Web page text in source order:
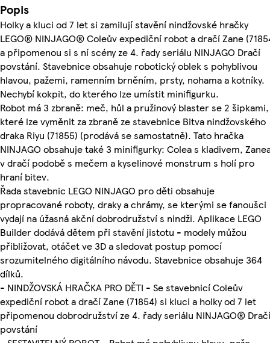
Popis
Holky a kluci od 7 let si zamilují stavění nindžovské hračky
LEGO® NINJAGO® Coleův expediční robot a dračí Zane
a připomenou si s ní scény ze 4. řady seriálu NINJAGO Dračí
povstání. Stavebnice obsahuje robotický oblek s pohyblivou
hlavou, pažemi, ramenním brněním, prsty, nohama a kotníky.
Nechybí kokpit, do kterého lze umístit minifigurku.
Robot má 3 zbraně: meč, hůl a pružinový blaster se 2 šipkami,
které lze vyměnit za zbraně ze stavebnice Bitva nindžovského
draka Riyu (71855) (prodává se samostatně). Tato hračka
NINJAGO obsahuje také 3 minifigurky: Colea s kladivem,
v dračí podobě s mečem a kyselinové monstrum s holí pro
hraní bitev.
Řada stavebnic LEGO NINJAGO pro děti obsahuje
propracované roboty, draky a chrámy, se kterými se fanoušci
vydají na úžasná akční dobrodružství s nindži. Aplikace LEGO
Builder dodává dětem při stavění jistotu - modely můžou
přibližovat, otáčet ve 3D a sledovat postup pomocí
srozumitelného digitálního návodu. Stavebnice obsahuje 364
dílků.
- NINDŽOVSKÁ HRAČKA PRO DĚTI - Se stavebnicí Coleův
expediční robot a dračí Zane (71854) si kluci a holky od 7 let
připomenou dobrodružství ze 4. řady seriálu NINJAGO® Dračí
povstání